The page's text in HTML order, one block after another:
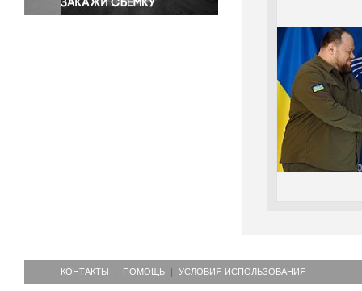
КОНТАКТЫ ПОМОЩЬ УСЛОВИЯ ИСПОЛЬЗОВАНИЯ